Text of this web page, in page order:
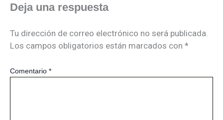
Deja una respuesta
Tu dirección de correo electrónico no será publicada.
Los campos obligatorios están marcados con *
Comentario *